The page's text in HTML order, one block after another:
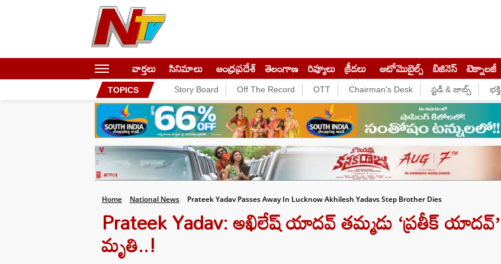
వార్తలు సినిమాలు ఆంధ్రప్రదేశ్ తెలంగాణ రివ్యూలు క్రీడలు ఆటోమొబైల్స్ బిజినెస్‌ టెక్నాలజీ
TOPICS Story Board Off The Record OTT Chairman's Desk స్టడీ & జాబ్స్ భక్తి
Home National News Prateek Yadav Passes Away In Lucknow Akhilesh Yadavs Step Brother Dies
Prateek Yadav: అఖిలేష్ యాదవ్ తమ్మడు ‘ప్రతీక్ యాదవ్’
మృతి..!